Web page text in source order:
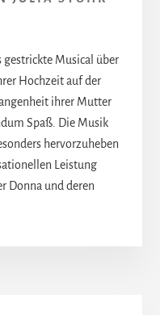
gestrickte Musical über
Hochzeit auf der
ihrer Mutter
Spaß. Die Musik
hervorzuheben
Leistung
Donna und deren